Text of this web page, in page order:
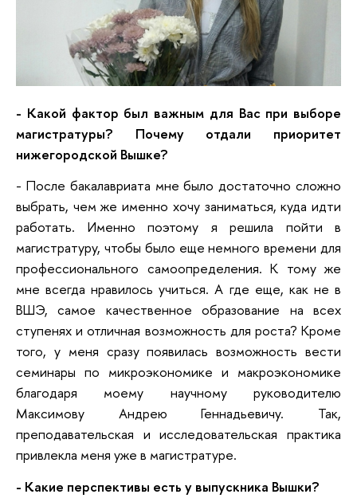
- Какой фактор был важным для Вас при выборе
магистратуры? Почему отдали приоритет
нижегородской Вышке?
- После бакалавриата мне было достаточно сложно
выбрать, чем же именно хочу заниматься, куда идти
работать. Именно поэтому я решила пойти в
магистратуру, чтобы было еще немного времени для
профессионального самоопределения. К тому же
мне всегда нравилось учиться. А где еще, как не в
ВШЭ, самое качественное образование на всех
ступенях и отличная возможность для роста? Кроме
того, у меня сразу появилась возможность вести
семинары по микроэкономике и макроэкономике
благодаря моему научному руководителю
Максимову Андрею Геннадьевичу. Так,
преподавательская и исследовательская практика
привлекла меня уже в магистратуре.
- Какие перспективы есть у выпускника Вышки?